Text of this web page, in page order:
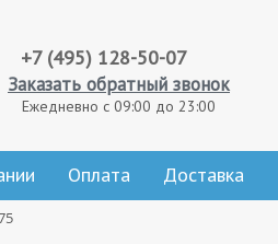
+7 (495) 128-50-07
Заказать обратный звонок
Ежедневно с 09:00 до 23:00
Оплата Доставка